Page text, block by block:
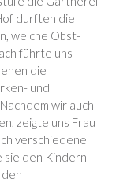
durften die
welche Obst-
führte uns
die
und
wir auch
zeigte uns Frau
verschiedene
sie den Kindern